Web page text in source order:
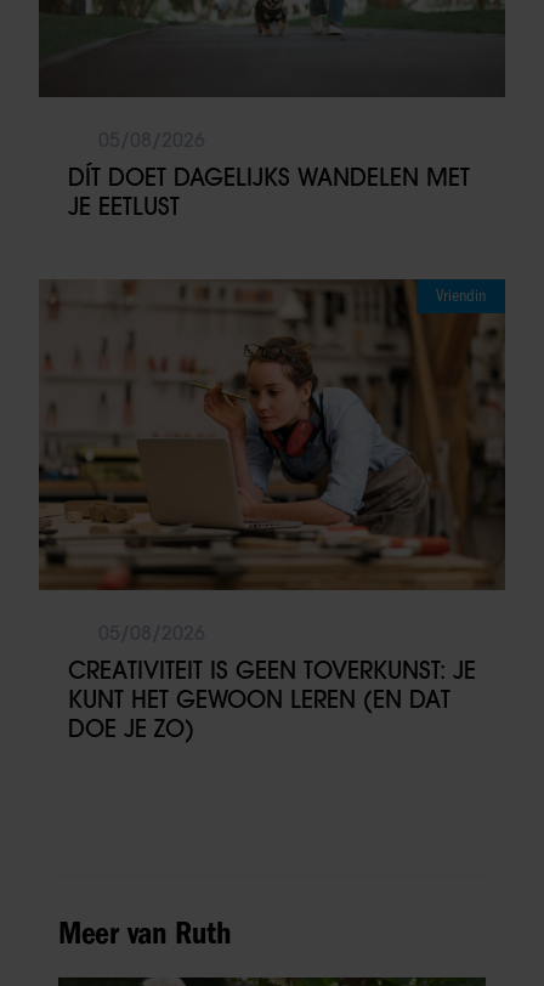
DÍT DOET DAGELIJKS WANDELEN MET
JE EETLUST
Vriendin
CREATIVITEIT IS GEEN TOVERKUNST: JE
KUNT HET GEWOON LEREN (EN DAT
DOE JE ZO)
Meer van Ruth